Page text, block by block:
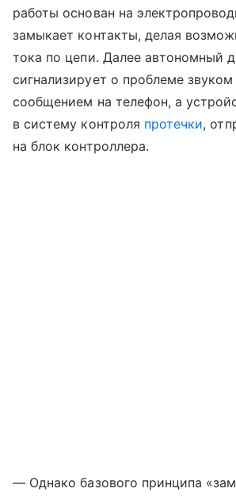
работы основан на
замыкает контакты, делая
тока по цепи. Далее автономный
сигнализирует о проблеме
сообщением на телефон, а
в систему контроля протечки,
на блок контроллера.
— Однако базового принципа